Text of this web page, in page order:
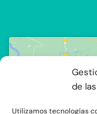
de
Utilizamos tecnologías